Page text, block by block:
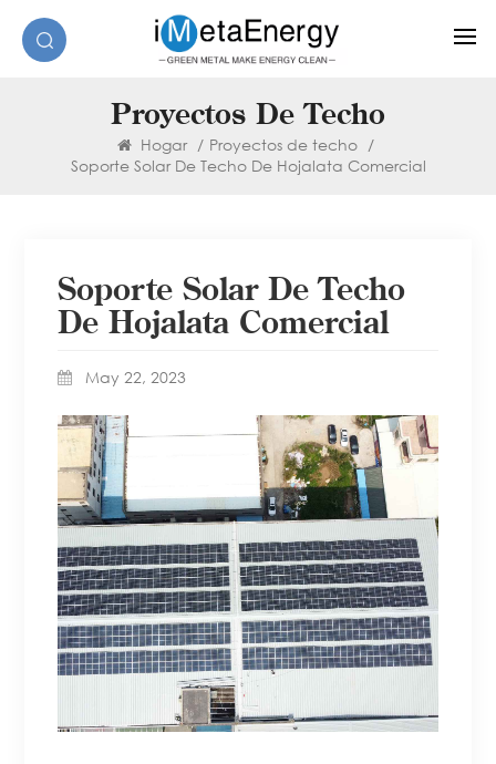
Proyectos De Techo
Hogar / Proyectos de techo /
Soporte Solar De Techo De Hojalata Comercial
Soporte Solar De Techo
De Hojalata Comercial
May 22, 2023